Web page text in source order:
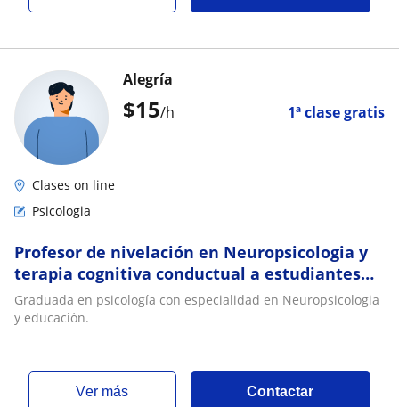
$15/h 1ª clase gratis
Alegría
Clases on line
Psicologia
Profesor de nivelación en Neuropsicologia y
terapia cognitiva conductual a estudiantes
universitarios
Graduada en psicología con especialidad en Neuropsicologia
y educación.
ver más Contactar